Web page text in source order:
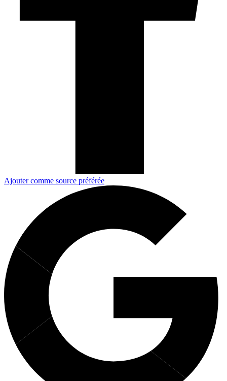
Ajouter comme source préférée